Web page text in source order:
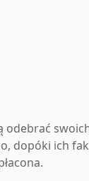
odebrać
dopóki ich